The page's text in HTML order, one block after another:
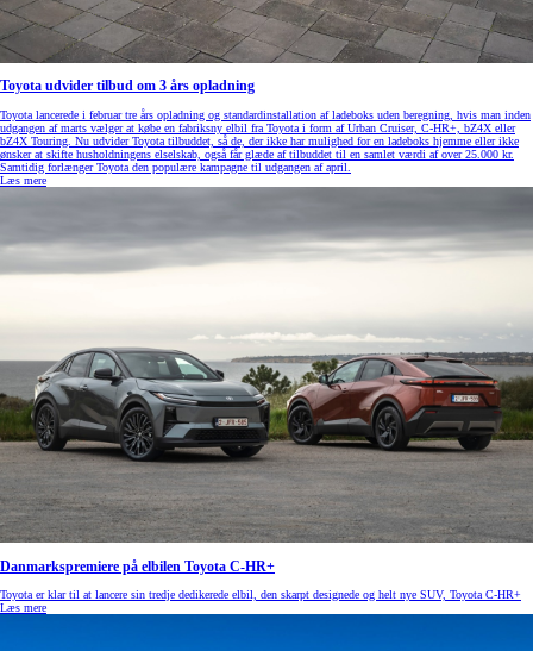
Toyota udvider tilbud om 3 års opladning
Toyota lancerede i februar tre års opladning og standardinstallation af ladeboks uden beregning, hvis man inden
udgangen af marts vælger at købe en fabriksny elbil fra Toyota i form af Urban Cruiser, C-HR+, bZ4X eller
bZ4X Touring. Nu udvider Toyota tilbuddet, så de, der ikke har mulighed for en ladeboks hjemme eller ikke
ønsker at skifte husholdningens elselskab, også får glæde af tilbuddet til en samlet værdi af over 25.000 kr.
Samtidig forlænger Toyota den populære kampagne til udgangen af april.
Læs mere
Danmarkspremiere på elbilen Toyota C-HR+
Toyota er klar til at lancere sin tredje dedikerede elbil, den skarpt designede og helt nye SUV, Toyota C-HR+
Læs mere